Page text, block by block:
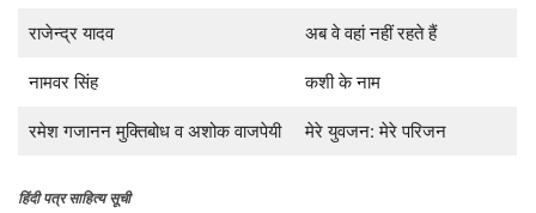
राजेन्द्र यादव अब वे वहां नहीं रहते हैं
नामवर सिंह कशी के नाम
रमेश गजानन मुक्तिबोध व अशोक वाजपेयी मेरे युवजन: मेरे परिजन
हिंदी पत्र साहित्य सूची